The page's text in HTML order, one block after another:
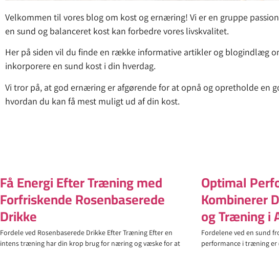
Velkommen til vores blog om kost og ernæring! Vi er en gruppe
en sund og balanceret kost kan forbedre vores livskvalitet.
Her på siden vil du finde en række informative artikler og blogindlæg
inkorporere en sund kost i din hverdag.
Vi tror på, at god ernæring er afgørende for at opnå og opretholde en
hvordan du kan få mest muligt ud af din kost.
Få Energi Efter Træning med
Forfriskende Rosenbaserede
Drikke
Fordele ved Rosenbaserede Drikke Efter Træning Efter en
intens træning har din krop brug for næring og væske for at
Optimal
Kombinerer
og Træning i
Fordelene ved en sund
performance i træning er